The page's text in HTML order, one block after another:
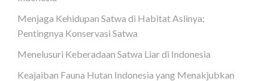
Menjaga Kehidupan Satwa di Habitat Aslinya:
Pentingnya Konservasi Satwa
Menelusuri Keberadaan Satwa Liar di Indonesia
Keajaiban Fauna Hutan Indonesia yang Menakjubkan